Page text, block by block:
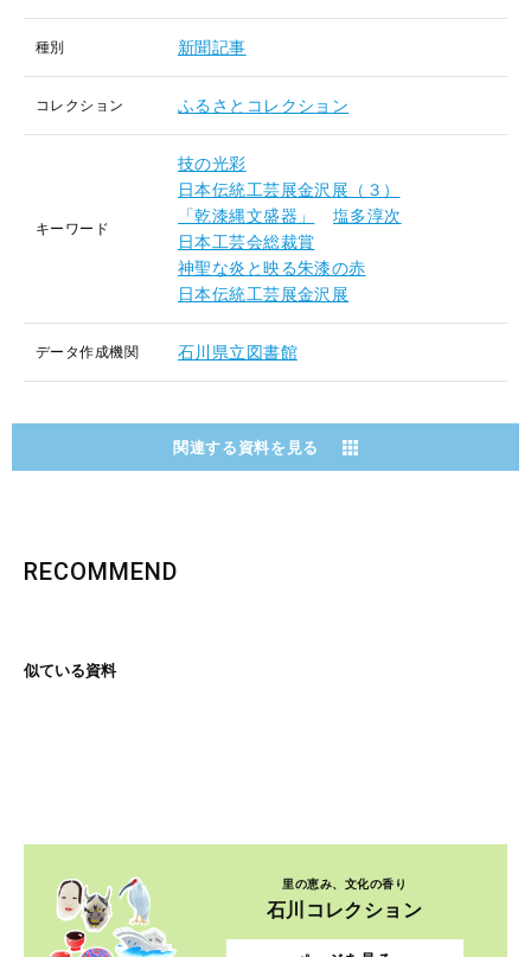
種別 新聞記事
コレクション ふるさとコレクション
キーワード
技の光彩
日本伝統工芸展金沢展（３）
「乾漆縄文盛器」
塩多淳次
日本工芸会総裁賞
神聖な炎と映る朱漆の赤
日本伝統工芸展金沢展
データ作成機関 石川県立図書館
関連する資料を見る
RECOMMEND
似ている資料
里の恵み、文化の香り
石川コレクション